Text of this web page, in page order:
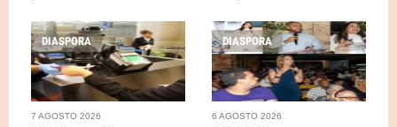
DIASPORA
7 AGOSTO 2026
DIASPORA
6 AGOSTO 2026